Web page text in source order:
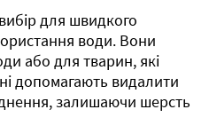
для швидкого
води. Вони
або для тварин, які
допомагають видалити
залишаючи шерсть